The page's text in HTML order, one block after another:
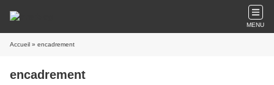
MENU
Accueil » encadrement
encadrement